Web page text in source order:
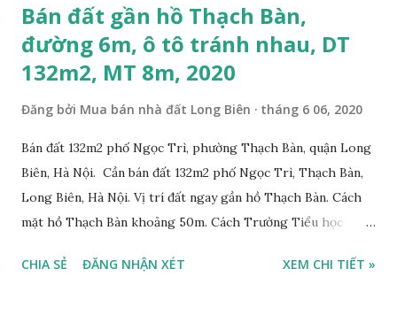
Bán đất gần hồ Thạch Bàn,
đường 6m, ô tô tránh nhau, DT
132m2, MT 8m, 2020
Đăng bởi Mua bán nhà đất Long Biên tháng 6 06, 2020
Bán đất 132m2 phố Ngọc Trì, phường Thạch Bàn, quận Long
Biên, Hà Nội. Cần bán đất 132m2 phố Ngọc Trì, Thạch Bàn,
Long Biên, Hà Nội. Vị trí đất ngay gần hồ Thạch Bàn. Cách
mặt hồ Thạch Bàn khoảng 50m. Cách Trường Tiểu học
30m, phía trước mặt thoáng. Cách mặt đường Cổ Linh
CHIA SẺ ĐĂNG NHẬN XÉT XEM CHI TIẾT »